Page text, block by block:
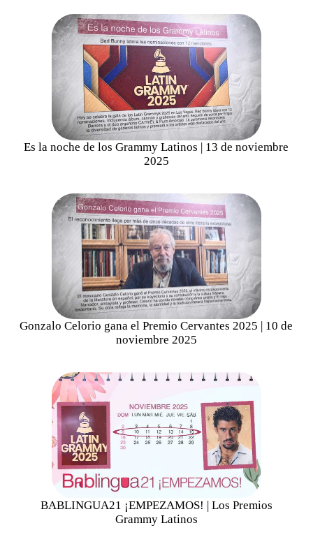
Es la noche de los Grammy Latinos | 13 de noviembre
2025
Gonzalo Celorio gana el Premio Cervantes 2025 | 10 de
noviembre 2025
BABLINGUA21 ¡EMPEZAMOS! | Los Premios
Grammy Latinos